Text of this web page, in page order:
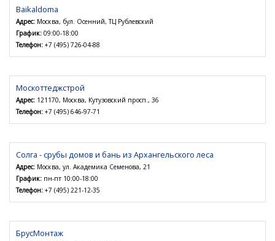
Baikaldoma
Адрес: Москва, бул. Осенний, ТЦ Рублевский
График: 09:00-18:00
Телефон: +7 (495) 726-04-88
Москоттеджстрой
Адрес: 121170, Москва, Кутузовский просп., 36
Телефон: +7 (495) 646-97-71
Солга - срубы домов и бань из Архангельского леса
Адрес: Москва, ул. Академика Семенова, 21
График: пн-пт 10:00-18:00
Телефон: +7 (495) 221-12-35
БрусМонтаж